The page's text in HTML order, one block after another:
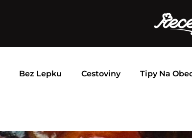
Bez Lepku Cestoviny Tipy Na